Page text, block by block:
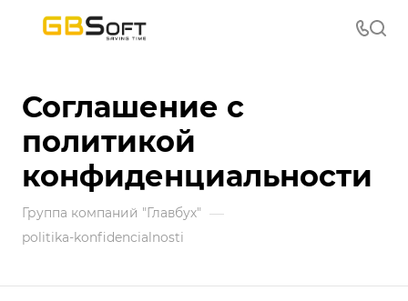
Соглашение с
политикой
конфиденциальности
Группа компаний "Главбух" —
politika-konfidencialnosti